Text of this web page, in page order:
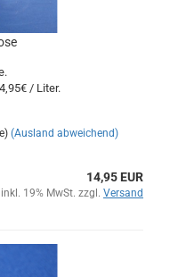
/ Liter.
(Ausland abweichend)
14,95 EUR
inkl. 19% MwSt. zzgl. Versand